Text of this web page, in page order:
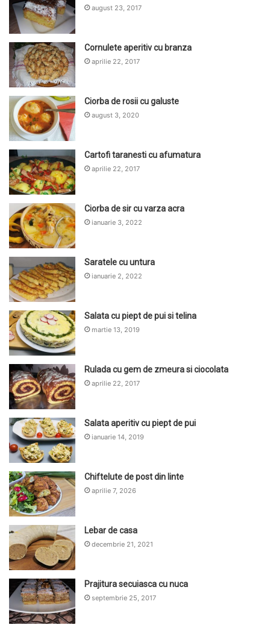
august 23, 2017
Cornulete aperitiv cu branza
aprilie 22, 2017
Ciorba de rosii cu galuste
august 3, 2020
Cartofi taranesti cu afumatura
aprilie 22, 2017
Ciorba de sir cu varza acra
ianuarie 3, 2022
Saratele cu untura
ianuarie 2, 2022
Salata cu piept de pui si telina
martie 13, 2019
Rulada cu gem de zmeura si ciocolata
aprilie 22, 2017
Salata aperitiv cu piept de pui
ianuarie 14, 2019
Chiftelute de post din linte
aprilie 7, 2026
Lebar de casa
decembrie 21, 2021
Prajitura secuiasca cu nuca
septembrie 25, 2017